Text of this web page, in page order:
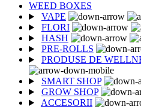
WEED BOXES
VAPE
FLORI
HASH
PRE-ROLLS
PRODUSE DE
SMART SHOP
GROW SHOP
ACCESORII